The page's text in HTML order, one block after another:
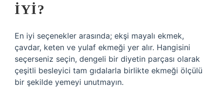
IYI?
En iyi seçenekler arasında; ekşi mayalı ekmek,
çavdar, keten ve yulaf ekmeği yer alır. Hangisini
seçerseniz seçin, dengeli bir diyetin parçası olarak
çeşitli besleyici tam gıdalarla birlikte ekmeği ölçülü
bir şekilde yemeyi unutmayın.